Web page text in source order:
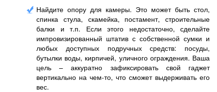
Найдите опору для камеры. Это может быть стол,
спинка стула, скамейка, постамент, строительные
балки и т.п. Если этого недостаточно, сделайте
импровизированный штатив с собственной сумки и
любых доступных подручных средств: посуды,
бутылки воды, кирпичей, уличного ограждения. Ваша
цель – аккуратно зафиксировать свой гаджет
вертикально на чем-то, что сможет выдерживать его
вес.